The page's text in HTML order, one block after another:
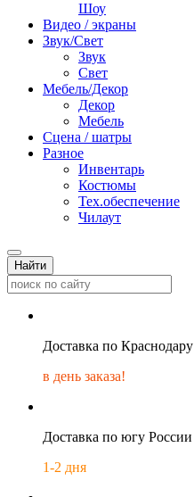
Шоу
Видео / экраны
Звук/Свет
Звук
Свет
Мебель/Декор
Декор
Мебель
Сцена / шатры
Разное
Инвентарь
Костюмы
Тех.обеспечение
Чилаут
Найти
Доставка по Краснодару
в день заказа!
Доставка по югу России
1-2 дня